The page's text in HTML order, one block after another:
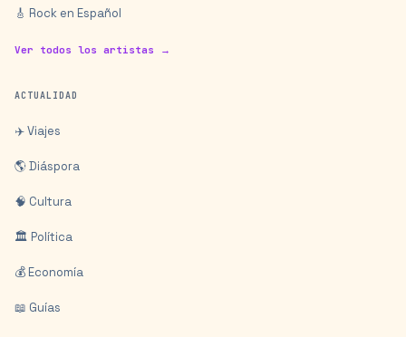
🎸 Rock en Español
Ver todos los artistas →
ACTUALIDAD
✈️ Viajes
🌎 Diáspora
🧠 Cultura
🏛️ Política
💰 Economía
📖 Guías